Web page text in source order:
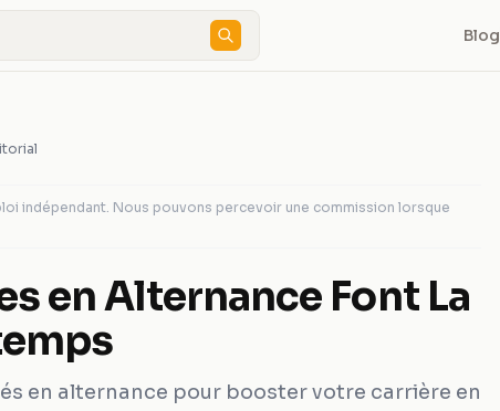
Blog
indépendant. Nous pouvons percevoir une commission lorsque
en Alternance Font La
en alternance pour booster votre carrière en